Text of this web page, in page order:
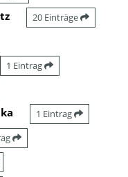
20 Einträge
1 Eintrag
1 Eintrag